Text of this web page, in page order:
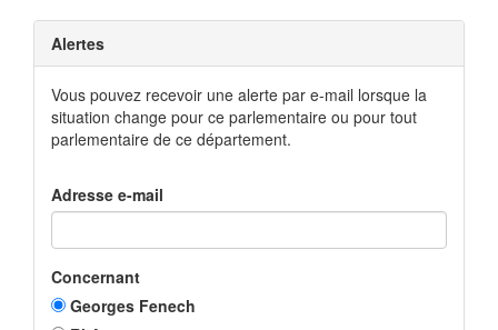
Alertes
Vous pouvez recevoir une alerte par e-mail lorsque la
situation change pour ce parlementaire ou pour tout
parlementaire de ce département.
Adresse e-mail
Concernant
Georges Fenech